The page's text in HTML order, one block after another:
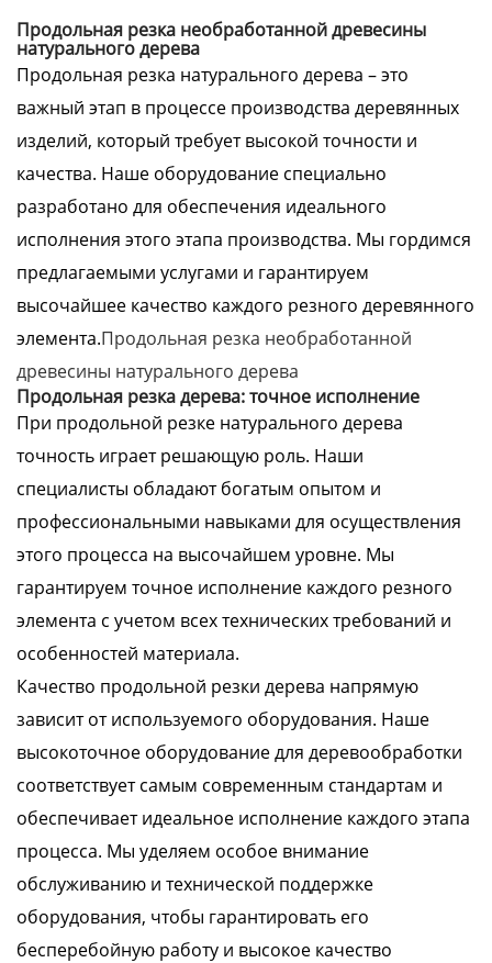
Продольная резка необработанной древесины
натурального дерева
Продольная резка натурального дерева – это
важный этап в процессе производства деревянных
изделий, который требует высокой точности и
качества. Наше оборудование специально
разработано для обеспечения идеального
исполнения этого этапа производства. Мы гордимся
предлагаемыми услугами и гарантируем
высочайшее качество каждого резного деревянного
элемента.Продольная резка необработанной
древесины натурального дерева
Продольная резка дерева: точное исполнение
При продольной резке натурального дерева
точность играет решающую роль. Наши
специалисты обладают богатым опытом и
профессиональными навыками для осуществления
этого процесса на высочайшем уровне. Мы
гарантируем точное исполнение каждого резного
элемента с учетом всех технических требований и
особенностей материала.
Качество продольной резки дерева напрямую
зависит от используемого оборудования. Наше
высокоточное оборудование для деревообработки
соответствует самым современным стандартам и
обеспечивает идеальное исполнение каждого этапа
процесса. Мы уделяем особое внимание
обслуживанию и технической поддержке
оборудования, чтобы гарантировать его
бесперебойную работу и высокое качество